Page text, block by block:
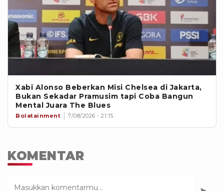
Xabi Alonso Beberkan Misi Chelsea di Jakarta,
Bukan Sekadar Pramusim tapi Coba Bangun
Mental Juara The Blues
Bolatainment 7/08/2026 - 21:15
KOMENTAR